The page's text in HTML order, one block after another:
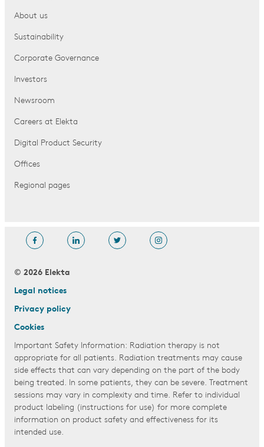
About us
Sustainability
Corporate Governance
Investors
Newsroom
Careers at Elekta
Digital Product Security
Offices
Regional pages
© 2026 Elekta
Legal notices
Privacy policy
Cookies
Important Safety Information: Radiation therapy is not
appropriate for all patients. Radiation treatments may cause
side effects that can vary depending on the part of the body
being treated. In some patients, they can be severe. Treatment
sessions may vary in complexity and time. Refer to individual
product labeling (instructions for use) for more complete
information on product safety and effectiveness for its
intended use.